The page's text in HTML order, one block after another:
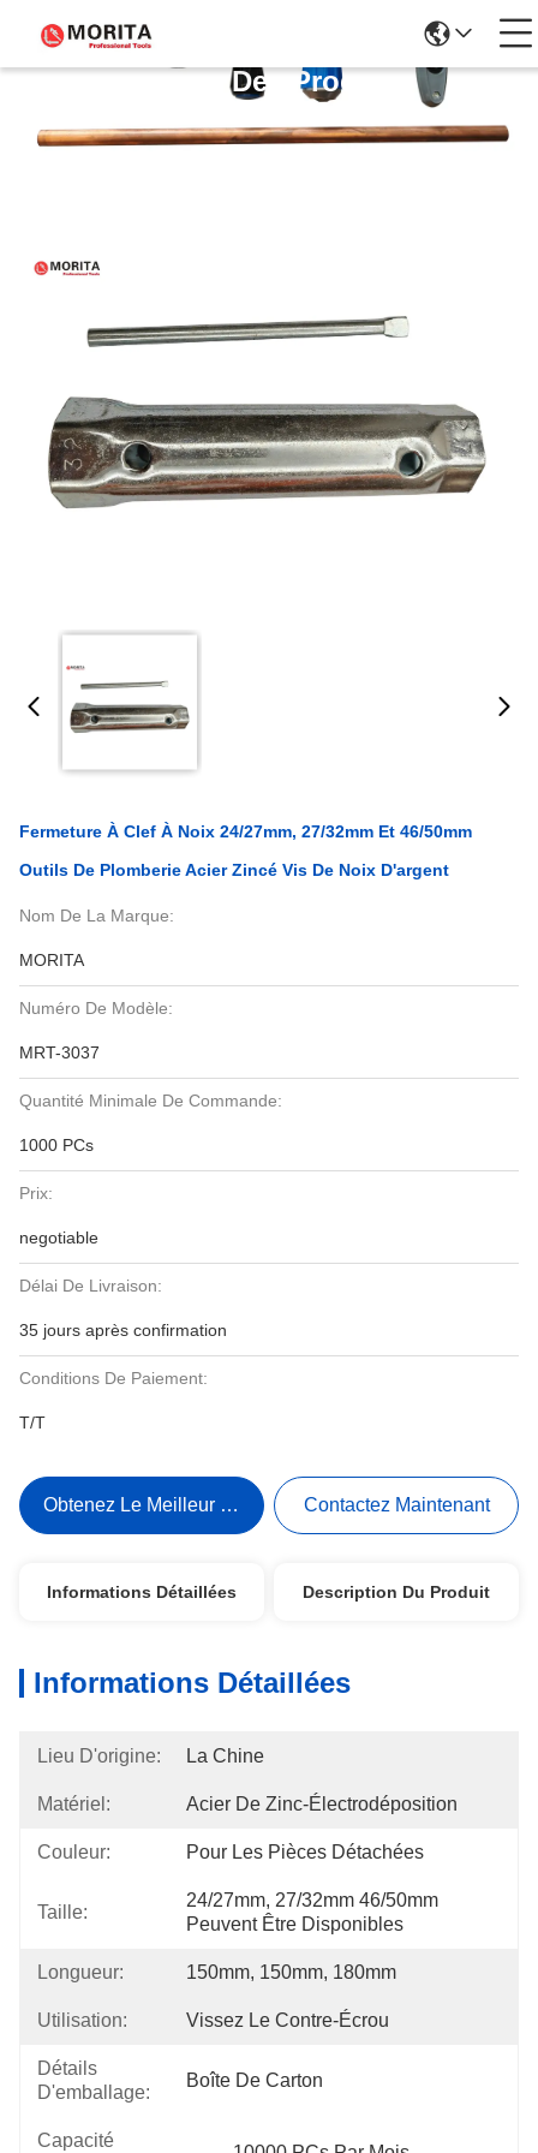
Détails Des Produits
Fermeture À Clef À Noix 24/27mm, 27/32mm Et 46/50mm
Outils De Plomberie Acier Zincé Vis De Noix D'argent
Nom De La Marque:
MORITA
Numéro De Modèle:
MRT-3037
Quantité Minimale De Commande:
1000 PCs
Prix:
negotiable
Délai De Livraison:
35 jours après confirmation
Conditions De Paiement:
T/T
Obtenez Le Meilleur Prix Contactez Maintenant
Informations Détaillées Description Du Produit
Informations Détaillées
Lieu D'origine: La Chine
Matériel: Acier De Zinc-Électrodéposition
Couleur: Pour Les Pièces Détachées
Taille:
24/27mm, 27/32mm 46/50mm
Peuvent Être Disponibles
Longueur: 150mm, 150mm, 180mm
Utilisation: Vissez Le Contre-Écrou
Détails
D'emballage:
Boîte De Carton
Capacité